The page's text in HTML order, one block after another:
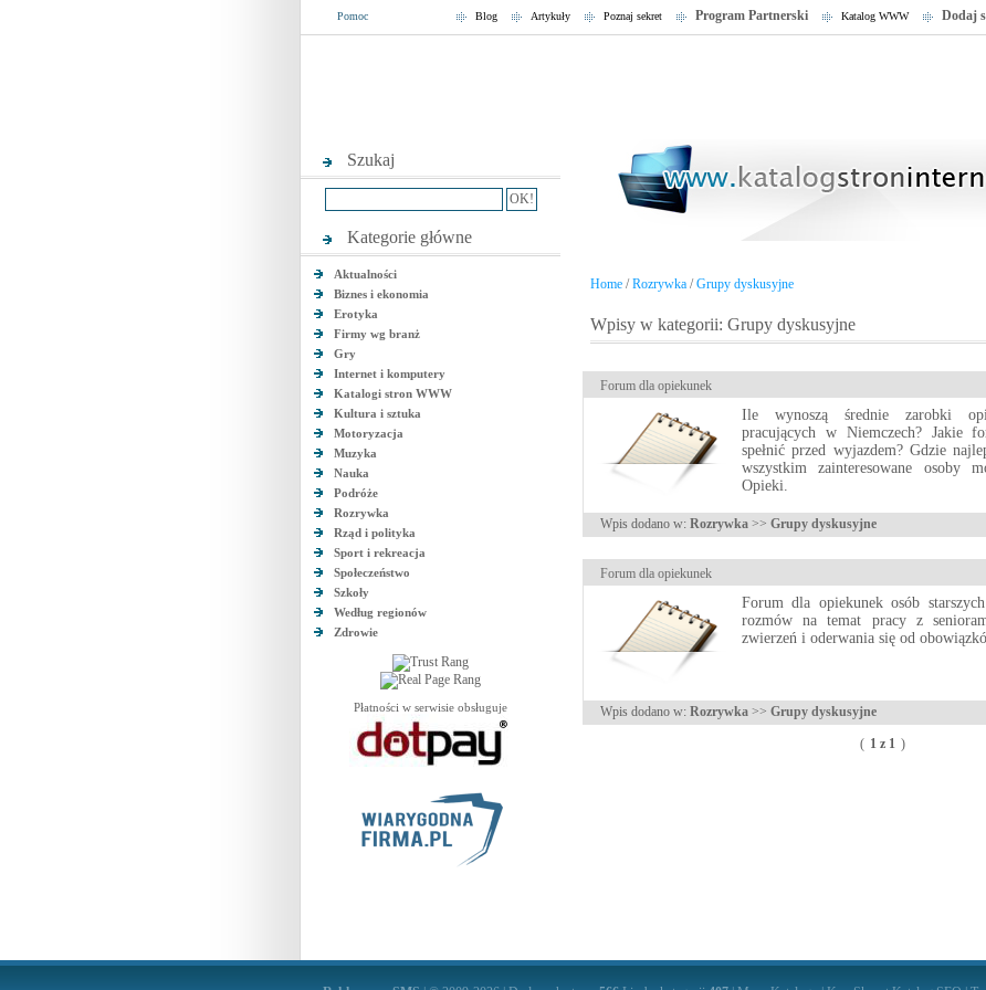
Pomoc Dodaj
Katalog WWW
Program Partnerski
Poznaj sekret
Artykuły
Blog
Szukaj
Kategorie główne
Aktualności
Biznes i ekonomia
Erotyka
Firmy wg branż
Gry
Internet i komputery
Katalogi stron WWW
Kultura i sztuka
Motoryzacja
Muzyka
Nauka
Podróże
Rozrywka
Rząd i polityka
Sport i rekreacja
Społeczeństwo
Szkoły
Według regionów
Zdrowie
Płatności w serwisie obsługuje
Home /Rozrywka /Grupy dyskusyjne
Wpisy w kategorii: Grupy dyskusyjne
Forum dla opiekunek
Ile wynoszą średnie zarobki
pracujących w Niemczech? Jakie
spełnić przed wyjazdem? Gdzie
wszystkim zainteresowane osoby
Opieki.
Wpis dodano w: Rozrywka >> Grupy dyskusyjne
Forum dla opiekunek
Forum dla opiekunek osób
rozmów na temat pracy z
zwierzeń i oderwania się od
Wpis dodano w: Rozrywka >> Grupy dyskusyjne
( 1 z 1 )